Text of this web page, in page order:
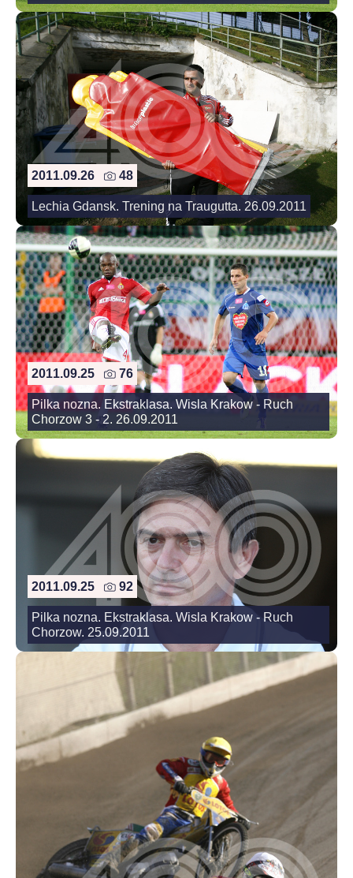
2011.09.26 48
Lechia Gdansk. Trening na Traugutta. 26.09.2011
2011.09.25 76
Pilka nozna. Ekstraklasa. Wisla Krakow - Ruch
Chorzow 3 - 2. 26.09.2011
2011.09.25 92
Pilka nozna. Ekstraklasa. Wisla Krakow - Ruch
Chorzow. 25.09.2011